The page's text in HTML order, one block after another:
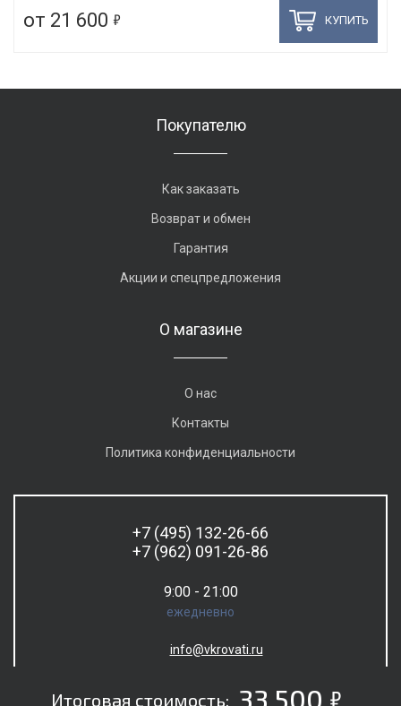
Итоговая стоимость: 33 500 5
от 21 600 5 КУПИТЬ
Покупателю
Как заказать
Возврат и обмен
Гарантия
Акции и спецпредложения
О магазине
О нас
Контакты
Политика конфиденциальности
+7 (495) 132-26-66
+7 (962) 091-26-86
9:00 - 21:00
ежедневно
info@vkrovati.ru